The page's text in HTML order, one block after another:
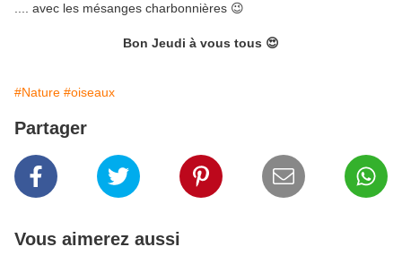
.... avec les mésanges charbonnières 😉
Bon Jeudi à vous tous 😍
#Nature #oiseaux
Partager
Vous aimerez aussi